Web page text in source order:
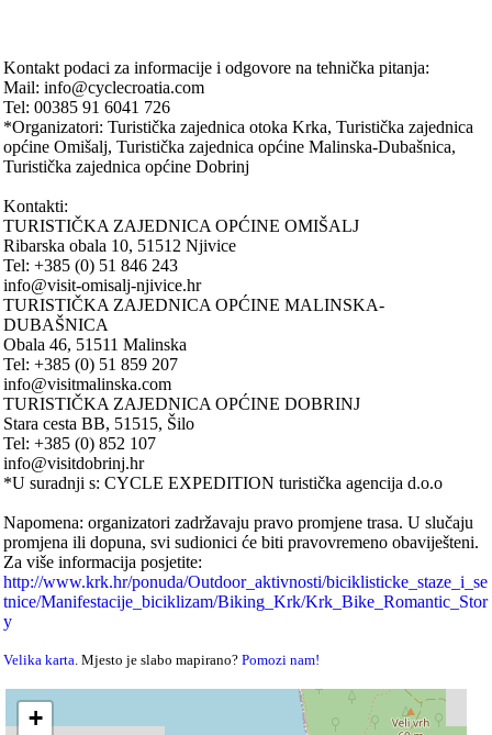
Kontakt podaci za informacije i odgovore na tehnička pitanja:
Mail: info@cyclecroatia.com
Tel: 00385 91 6041 726
*Organizatori: Turistička zajednica otoka Krka, Turistička zajednica
općine Omišalj, Turistička zajednica općine Malinska-Dubašnica,
Turistička zajednica općine Dobrinj
Kontakti:
TURISTIČKA ZAJEDNICA OPĆINE OMIŠALJ
Ribarska obala 10, 51512 Njivice
Tel: +385 (0) 51 846 243
info@visit-omisalj-njivice.hr
TURISTIČKA ZAJEDNICA OPĆINE MALINSKA-
DUBAŠNICA
Obala 46, 51511 Malinska
Tel: +385 (0) 51 859 207
info@visitmalinska.com
TURISTIČKA ZAJEDNICA OPĆINE DOBRINJ
Stara cesta BB, 51515, Šilo
Tel: +385 (0) 852 107
info@visitdobrinj.hr
*U suradnji s: CYCLE EXPEDITION turistička agencija d.o.o
Napomena: organizatori zadržavaju pravo promjene trasa. U slučaju
promjena ili dopuna, svi sudionici će biti pravovremeno obaviješteni.
Za više informacija posjetite:
http://www.krk.hr/ponuda/Outdoor_aktivnosti/biciklisticke_staze_i_se
tnice/Manifestacije_biciklizam/Biking_Krk/Krk_Bike_Romantic_Stor
y
Velika karta. Mjesto je slabo mapirano?Pomozi nam!
+